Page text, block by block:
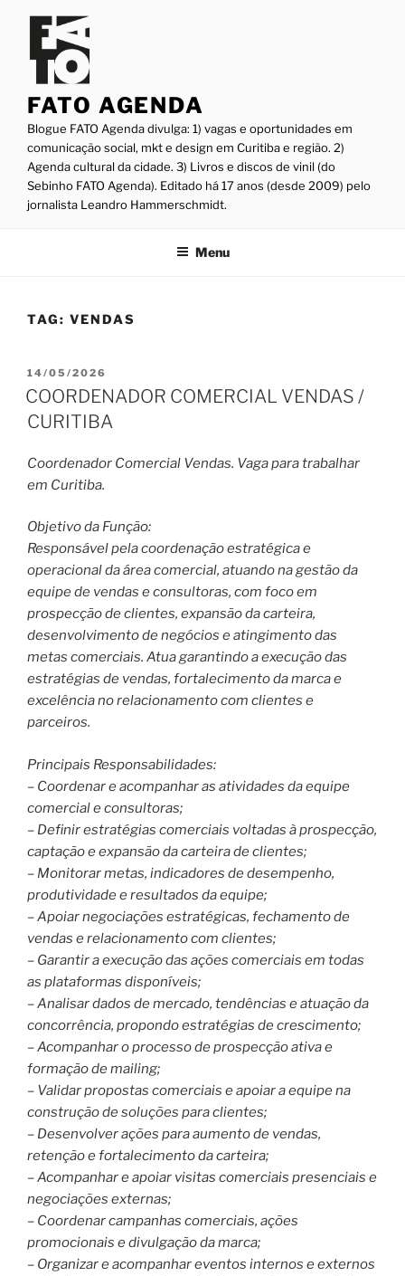
conteúdo
FATO AGENDA
Blogue FATO Agenda divulga: 1) vagas e oportunidades em
comunicação social, mkt e design em Curitiba e região. 2)
Agenda cultural da cidade. 3) Livros e discos de vinil (do
Sebinho FATO Agenda). Editado há 17 anos (desde 2009) pelo
jornalista Leandro Hammerschmidt.
Menu
TAG: VENDAS
PUBLICADO
EM
14/05/2026
COORDENADOR COMERCIAL VENDAS /
CURITIBA
Coordenador Comercial Vendas. Vaga para trabalhar
em Curitiba.
Objetivo da Função:
Responsável pela coordenação estratégica e
operacional da área comercial, atuando na gestão da
equipe de vendas e consultoras, com foco em
prospecção de clientes, expansão da carteira,
desenvolvimento de negócios e atingimento das
metas comerciais. Atua garantindo a execução das
estratégias de vendas, fortalecimento da marca e
excelência no relacionamento com clientes e
parceiros.
Principais Responsabilidades:
– Coordenar e acompanhar as atividades da equipe
comercial e consultoras;
– Definir estratégias comerciais voltadas à prospecção,
captação e expansão da carteira de clientes;
– Monitorar metas, indicadores de desempenho,
produtividade e resultados da equipe;
– Apoiar negociações estratégicas, fechamento de
vendas e relacionamento com clientes;
– Garantir a execução das ações comerciais em todas
as plataformas disponíveis;
– Analisar dados de mercado, tendências e atuação da
concorrência, propondo estratégias de crescimento;
– Acompanhar o processo de prospecção ativa e
formação de mailing;
– Validar propostas comerciais e apoiar a equipe na
construção de soluções para clientes;
– Desenvolver ações para aumento de vendas,
retenção e fortalecimento da carteira;
– Acompanhar e apoiar visitas comerciais presenciais e
negociações externas;
– Coordenar campanhas comerciais, ações
promocionais e divulgação da marca;
– Organizar e acompanhar eventos internos e externos